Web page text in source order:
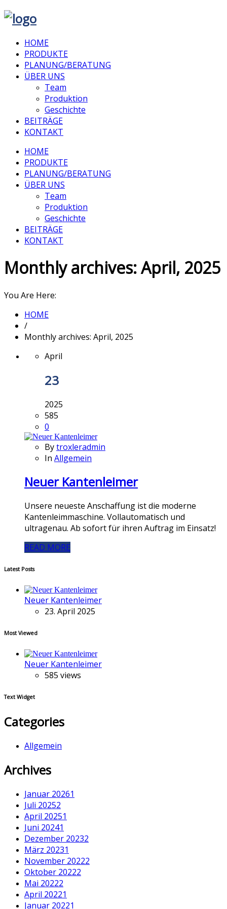
HOME
PRODUKTE
PLANUNG/BERATUNG
ÜBER UNS
Team
Produktion
Geschichte
BEITRÄGE
KONTAKT
HOME
PRODUKTE
PLANUNG/BERATUNG
ÜBER UNS
Team
Produktion
Geschichte
BEITRÄGE
KONTAKT
Monthly archives: April, 2025
You Are Here:
HOME
/
Monthly archives: April, 2025
April
23
2025
585
0
Bytroxleradmin
In Allgemein
Neuer Kantenleimer
Unsere neueste Anschaffung ist die moderne
Kantenleimmaschine. Vollautomatisch und
ultragenau. Ab sofort für ihren Auftrag im Einsatz!
READ MORE
Latest Posts
Neuer Kantenleimer
23. April 2025
Most Viewed
Neuer Kantenleimer
585 views
Text Widget
Categories
Allgemein
Archives
Januar 20261
Juli 20252
April 20251
Juni 20241
Dezember 20232
März 20231
November 20222
Oktober 20222
Mai 20222
April 20221
Januar 20221